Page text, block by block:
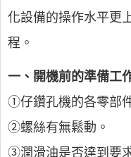
化設備的操作水平更
程。
一、開機前的準備工
①仔鑽孔機的各零部
②螺絲有無鬆動。
③潤滑油是否達到要